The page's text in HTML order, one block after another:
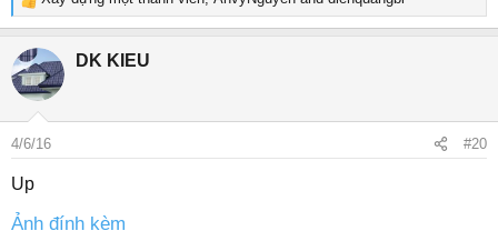
R
e
a
c
t
o
n
s
DK KIEU
4/6/16 #20
Up
Ảnh đính kèm